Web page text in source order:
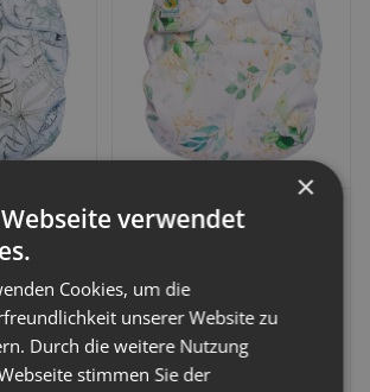
(1-
Snaps
751399
€*
Doodush
(2-fach PUL) Snaps
Artikelnummer:751951
21,99 €
×
verwendet
Cookies, um die
unserer Website zu
Durch die weitere Nutzung
stimmen Sie der